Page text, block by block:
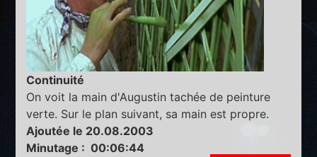
Continuité
On voit la main d'Augustin tachée de peinture
verte. Sur le plan suivant, sa main est propre.
Ajoutée le 20.08.2003
Minutage : 00:06:44